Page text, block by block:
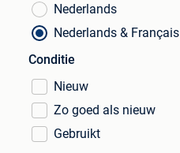
Nederlands
Nederlands & Français
Conditie
Nieuw
Zo goed als nieuw
Gebruikt